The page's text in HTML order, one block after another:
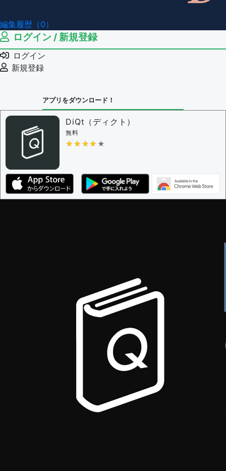
編集履歴（0）
ログイン / 新規登録
ログイン
新規登録
アプリをダウンロード！
DiQt（ディクト）
無料
★★★★★
★★★★★